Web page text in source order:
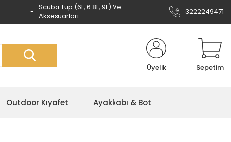
Scuba Tüp (6L, 6.8L, 9L) Ve
Aksesuarları
3222249471
Üyelik Sepetim
Outdoor Kıyafet Ayakkabı & Bot